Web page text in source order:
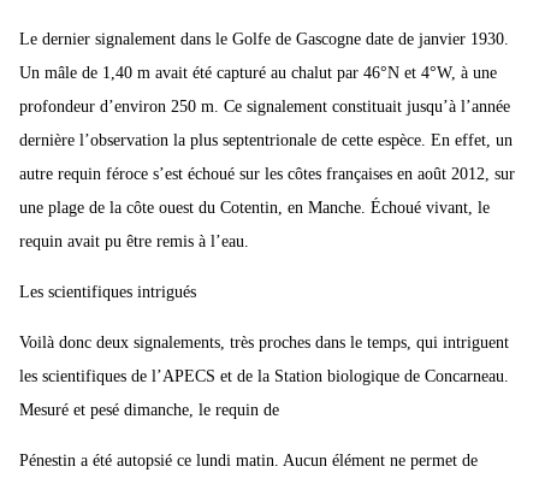
Le dernier signalement dans le Golfe de Gascogne date de janvier 1930.
Un mâle de 1,40 m avait été capturé au chalut par 46°N et 4°W, à une
profondeur d’environ 250 m. Ce signalement constituait jusqu’à l’année
dernière l’observation la plus septentrionale de cette espèce. En effet, un
autre requin féroce s’est échoué sur les côtes françaises en août 2012, sur
une plage de la côte ouest du Cotentin, en Manche. Échoué vivant, le
requin avait pu être remis à l’eau.
Les scientifiques intrigués
Voilà donc deux signalements, très proches dans le temps, qui intriguent
les scientifiques de l’APECS et de la Station biologique de Concarneau.
Mesuré et pesé dimanche, le requin de
Pénestin a été autopsié ce lundi matin. Aucun élément ne permet de